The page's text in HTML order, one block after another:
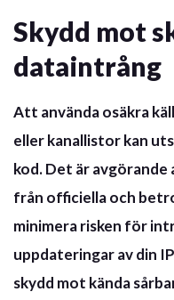
Skydd mot
dataintrång
Att använda osäkra
eller kanallistor kan
kod. Det är
från officiella och
minimera risken för
uppdateringarav din
skydd mot kända